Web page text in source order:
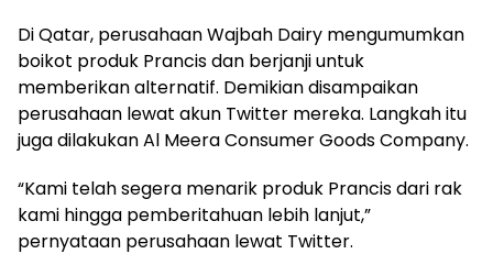
Di Qatar, perusahaan Wajbah Dairy mengumumkan
boikot produk Prancis dan berjanji untuk
memberikan alternatif. Demikian disampaikan
perusahaan lewat akun Twitter mereka. Langkah itu
juga dilakukan Al Meera Consumer Goods Company.
“Kami telah segera menarik produk Prancis dari rak
kami hingga pemberitahuan lebih lanjut,”
pernyataan perusahaan lewat Twitter.